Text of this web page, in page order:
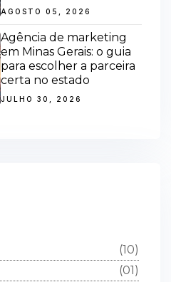
AGOSTO 05, 2026
Agência de marketing
em Minas Gerais: o guia
para escolher a parceira
certa no estado
JULHO 30, 2026
(10)
(01)